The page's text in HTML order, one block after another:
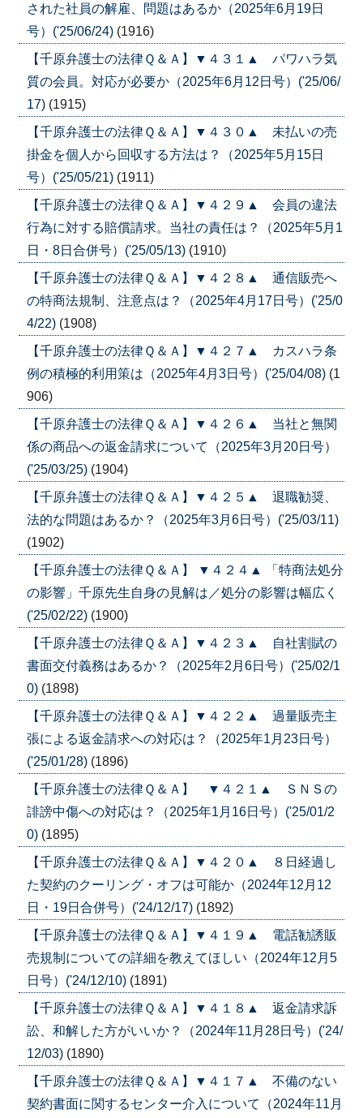
された社員の解雇、問題はあるか（2025年6月19日
号）('25/06/24) (1916)
【千原弁護士の法律Ｑ＆Ａ】▼４３１▲ パワハラ気
質の会員。対応が必要か（2025年6月12日号）('25/06/
17) (1915)
【千原弁護士の法律Ｑ＆Ａ】▼４３０▲ 未払いの売
掛金を個人から回収する方法は？（2025年5月15日
号）('25/05/21) (1911)
【千原弁護士の法律Ｑ＆Ａ】▼４２９▲ 会員の違法
行為に対する賠償請求。当社の責任は？（2025年5月1
日・8日合併号）('25/05/13) (1910)
【千原弁護士の法律Ｑ＆Ａ】▼４２８▲ 通信販売へ
の特商法規制、注意点は？（2025年4月17日号）('25/0
4/22) (1908)
【千原弁護士の法律Ｑ＆Ａ】▼４２７▲ カスハラ条
例の積極的利用策は（2025年4月3日号）('25/04/08) (1
906)
【千原弁護士の法律Ｑ＆Ａ】▼４２６▲ 当社と無関
係の商品への返金請求について（2025年3月20日号）
('25/03/25) (1904)
【千原弁護士の法律Ｑ＆Ａ】▼４２５▲ 退職勧奨、
法的な問題はあるか？（2025年3月6日号）('25/03/11)
(1902)
【千原弁護士の法律Ｑ＆Ａ】 ▼４２４▲ 「特商法処分
の影響」千原先生自身の見解は／処分の影響は幅広く
('25/02/22) (1900)
【千原弁護士の法律Ｑ＆Ａ】▼４２３▲ 自社割賦の
書面交付義務はあるか？（2025年2月6日号）('25/02/1
0) (1898)
【千原弁護士の法律Ｑ＆Ａ】▼４２２▲ 過量販売主
張による返金請求への対応は？（2025年1月23日号）
('25/01/28) (1896)
【千原弁護士の法律Ｑ＆Ａ】 ▼４２１▲ ＳＮＳの
誹謗中傷への対応は？（2025年1月16日号）('25/01/2
0) (1895)
【千原弁護士の法律Ｑ＆Ａ】▼４２０▲ ８日経過し
た契約のクーリング・オフは可能か（2024年12月12
日・19日合併号）('24/12/17) (1892)
【千原弁護士の法律Ｑ＆Ａ】▼４１９▲ 電話勧誘販
売規制についての詳細を教えてほしい（2024年12月5
日号）('24/12/10) (1891)
【千原弁護士の法律Ｑ＆Ａ】▼４１８▲ 返金請求訴
訟、和解した方がいいか？（2024年11月28日号）('24/
12/03) (1890)
【千原弁護士の法律Ｑ＆Ａ】▼４１７▲ 不備のない
契約書面に関するセンター介入について（2024年11月